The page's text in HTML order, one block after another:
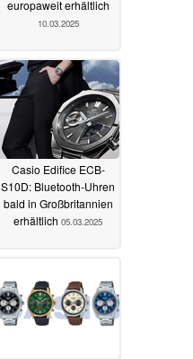
europaweit erhältlich
10.03.2025
Casio Edifice ECB-
S10D: Bluetooth-Uhren
bald in Großbritannien
erhältlich 05.03.2025